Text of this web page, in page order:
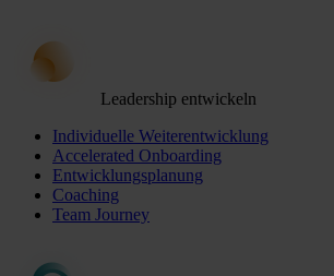
Leadership entwickeln
Individuelle Weiterentwicklung
Accelerated Onboarding
Entwicklungsplanung
Coaching
Team Journey